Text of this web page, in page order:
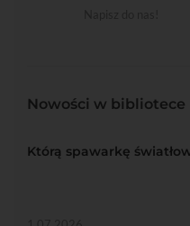
Nowości w bibliotece
Którą spawarkę